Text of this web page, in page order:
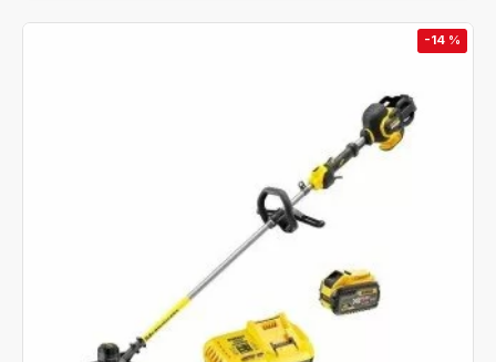
-14 %